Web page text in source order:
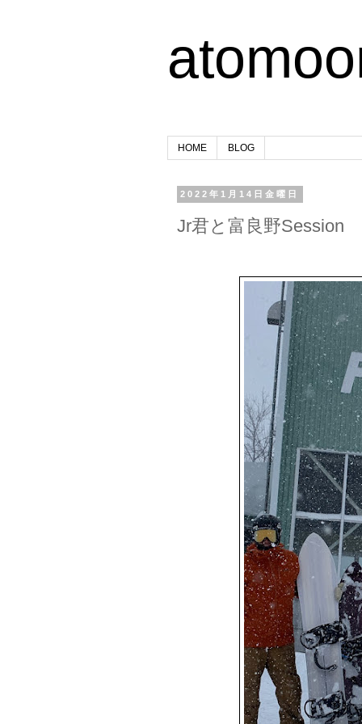
HOME BLOG
2022年1月14日金曜日
Jr君と富良野Session